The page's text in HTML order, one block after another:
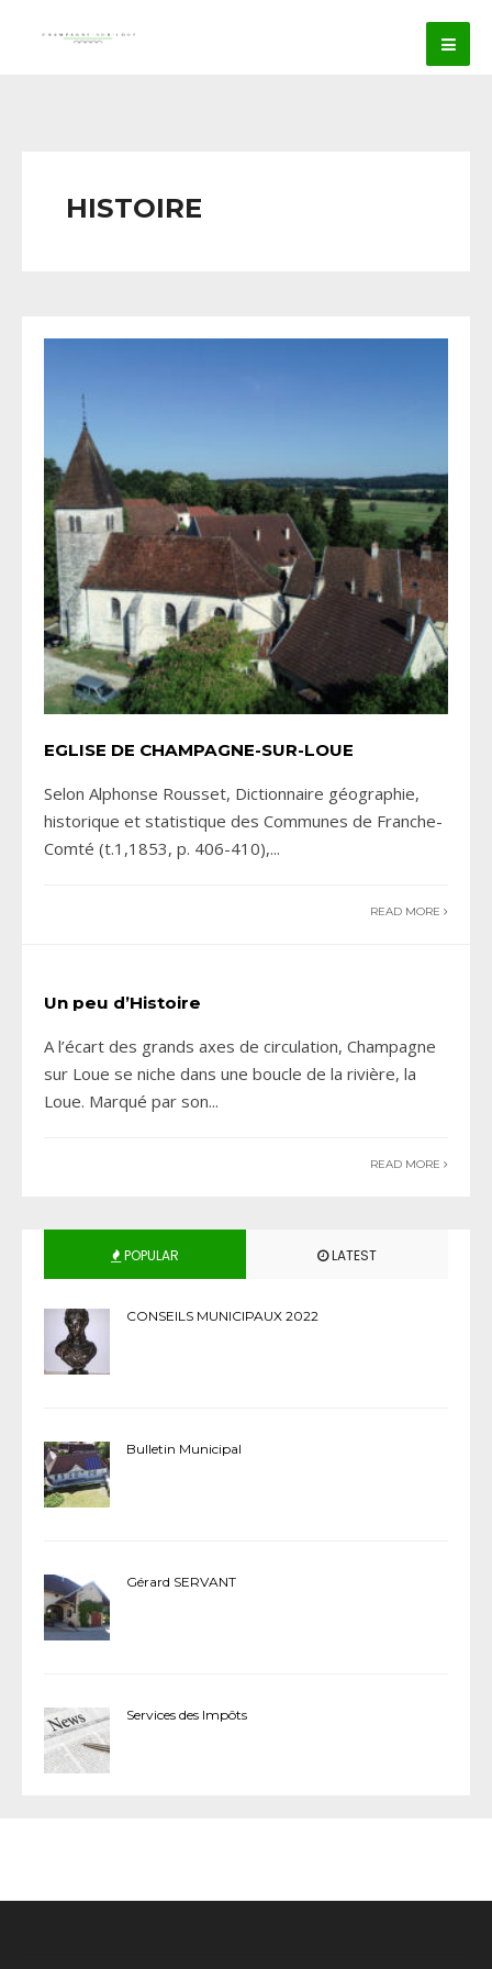
HISTOIRE
EGLISE DE CHAMPAGNE-SUR-LOUE
Selon Alphonse Rousset, Dictionnaire géographie,
historique et statistique des Communes de Franche-
Comté (t.1,1853, p. 406-410),...
READ MORE
Un peu d’Histoire
A l’écart des grands axes de circulation, Champagne
sur Loue se niche dans une boucle de la rivière, la
Loue. Marqué par son...
READ MORE
POPULAR LATEST
CONSEILS MUNICIPAUX 2022
Bulletin Municipal
Gérard SERVANT
Services des Impôts